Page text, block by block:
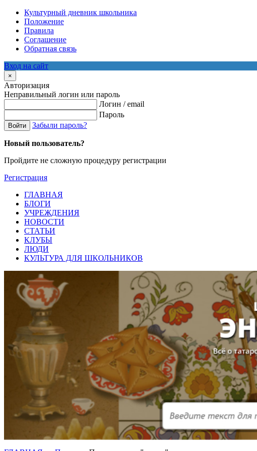
Культурный дневник школьника
Положение
Правила
Соглашение
Обратная связь
Вход на сайт
×
Авторизация
Неправильный логин или пароль
Логин / email
Пароль
Войти Забыли пароль?
Новый пользователь?
Пройдите не сложную процедуру регистрации
Регистрация
ГЛАВНАЯ
БЛОГИ
УЧРЕЖДЕНИЯ
НОВОСТИ
СТАТЬИ
КЛУБЫ
ЛЮДИ
КУЛЬТУРА ДЛЯ ШКОЛЬНИКОВ